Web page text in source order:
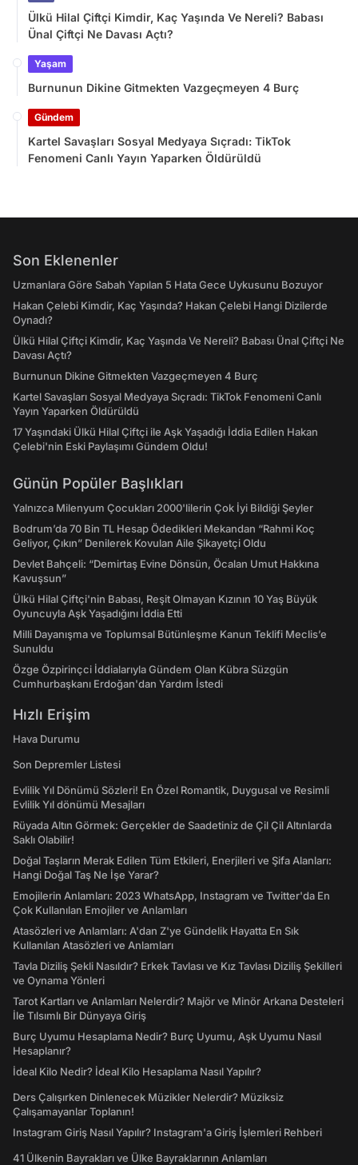
Ülkü Hilal Çiftçi Kimdir, Kaç Yaşında Ve Nereli? Babası
Ünal Çiftçi Ne Davası Açtı?
Yaşam
Burnunun Dikine Gitmekten Vazgeçmeyen 4 Burç
Gündem
Kartel Savaşları Sosyal Medyaya Sıçradı: TikTok
Fenomeni Canlı Yayın Yaparken Öldürüldü
Son Eklenenler
Uzmanlara Göre Sabah Yapılan 5 Hata Gece Uykusunu Bozuyor
Hakan Çelebi Kimdir, Kaç Yaşında? Hakan Çelebi Hangi Dizilerde
Oynadı?
Ülkü Hilal Çiftçi Kimdir, Kaç Yaşında Ve Nereli? Babası Ünal Çiftçi Ne
Davası Açtı?
Burnunun Dikine Gitmekten Vazgeçmeyen 4 Burç
Kartel Savaşları Sosyal Medyaya Sıçradı: TikTok Fenomeni Canlı
Yayın Yaparken Öldürüldü
17 Yaşındaki Ülkü Hilal Çiftçi ile Aşk Yaşadığı İddia Edilen Hakan
Çelebi'nin Eski Paylaşımı Gündem Oldu!
Günün Popüler Başlıkları
Yalnızca Milenyum Çocukları 2000'lilerin Çok İyi Bildiği Şeyler
Bodrum’da 70 Bin TL Hesap Ödedikleri Mekandan “Rahmi Koç
Geliyor, Çıkın” Denilerek Kovulan Aile Şikayetçi Oldu
Devlet Bahçeli: “Demirtaş Evine Dönsün, Öcalan Umut Hakkına
Kavuşsun”
Ülkü Hilal Çiftçi'nin Babası, Reşit Olmayan Kızının 10 Yaş Büyük
Oyuncuyla Aşk Yaşadığını İddia Etti
Milli Dayanışma ve Toplumsal Bütünleşme Kanun Teklifi Meclis’e
Sunuldu
Özge Özpirinçci İddialarıyla Gündem Olan Kübra Süzgün
Cumhurbaşkanı Erdoğan'dan Yardım İstedi
Hızlı Erişim
Hava Durumu
Son Depremler Listesi
Evlilik Yıl Dönümü Sözleri! En Özel Romantik, Duygusal ve Resimli
Evlilik Yıl dönümü Mesajları
Rüyada Altın Görmek: Gerçekler de Saadetiniz de Çil Çil Altınlarda
Saklı Olabilir!
Doğal Taşların Merak Edilen Tüm Etkileri, Enerjileri ve Şifa Alanları:
Hangi Doğal Taş Ne İşe Yarar?
Emojilerin Anlamları: 2023 WhatsApp, Instagram ve Twitter'da En
Çok Kullanılan Emojiler ve Anlamları
Atasözleri ve Anlamları: A'dan Z'ye Gündelik Hayatta En Sık
Kullanılan Atasözleri ve Anlamları
Tavla Diziliş Şekli Nasıldır? Erkek Tavlası ve Kız Tavlası Diziliş Şekilleri
ve Oynama Yönleri
Tarot Kartları ve Anlamları Nelerdir? Majör ve Minör Arkana Desteleri
İle Tılsımlı Bir Dünyaya Giriş
Burç Uyumu Hesaplama Nedir? Burç Uyumu, Aşk Uyumu Nasıl
Hesaplanır?
İdeal Kilo Nedir? İdeal Kilo Hesaplama Nasıl Yapılır?
Ders Çalışırken Dinlenecek Müzikler Nelerdir? Müziksiz
Çalışamayanlar Toplanın!
Instagram Giriş Nasıl Yapılır? Instagram'a Giriş İşlemleri Rehberi
41 Ülkenin Bayrakları ve Ülke Bayraklarının Anlamları